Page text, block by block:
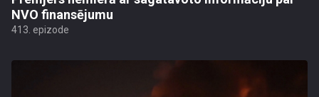
NVO finansējumu
413. epizode